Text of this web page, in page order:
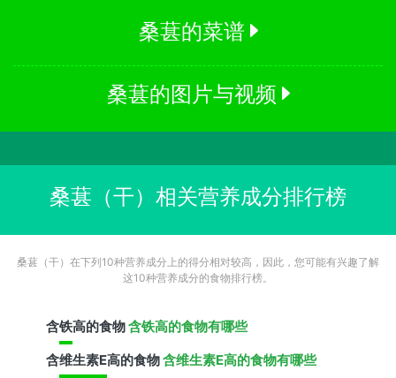
桑葚的菜谱
桑葚的图片与视频
桑葚（干）相关营养成分排行榜
桑葚（干）在下列10种营养成分上的得分相对较高，因此，您可能有兴趣了解
这10种营养成分的食物排行榜。
含铁高的食物含铁高的食物有哪些
含维生素E高的食物含维生素E高的食物有哪些